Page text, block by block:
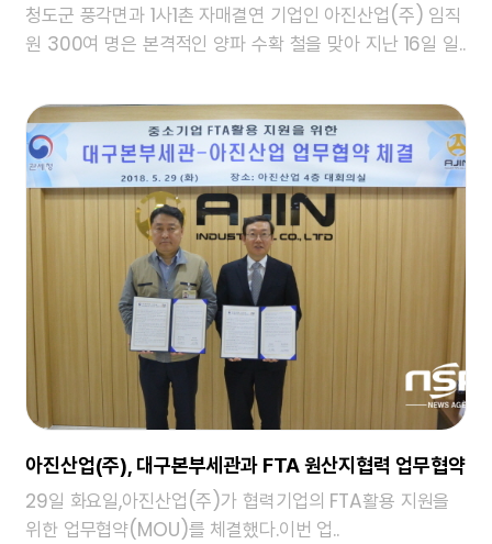
청도군 풍각면과 1사1촌 자매결연 기업인 아진산업(주) 임직
원 300여 명은 본격적인 양파 수확 철을 맞아 지난 16일 일..
아진산업(주), 대구본부세관과 FTA 원산지협력 업무협약
29일 화요일,아진산업(주)가 협력기업의 FTA활용 지원을
위한 업무협약(MOU)를 체결했다.이번 업..